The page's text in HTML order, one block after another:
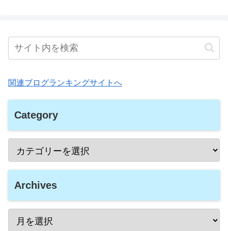
関連ブログランキングサイトへ
Category
Archives